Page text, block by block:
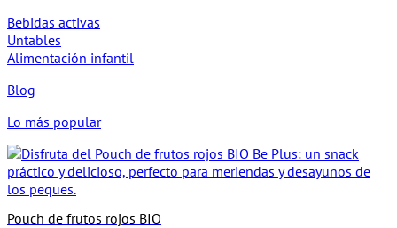
Bebidas activas
Untables
Alimentación infantil
Blog
Lo más popular
Pouch de frutos rojos BIO